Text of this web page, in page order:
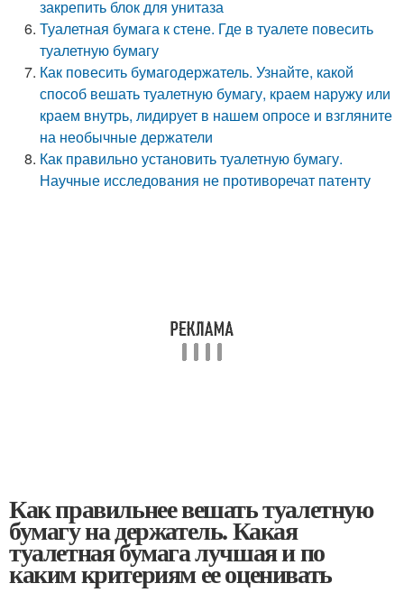
закрепить блок для унитаза
Туалетная бумага к стене. Где в туалете повесить
туалетную бумагу
Как повесить бумагодержатель. Узнайте, какой
способ вешать туалетную бумагу, краем наружу или
краем внутрь, лидирует в нашем опросе и взгляните
на необычные держатели
Как правильно установить туалетную бумагу.
Научные исследования не противоречат патенту
Как правильнее вешать туалетную
бумагу на держатель. Какая
туалетная бумага лучшая и по
каким критериям ее оценивать